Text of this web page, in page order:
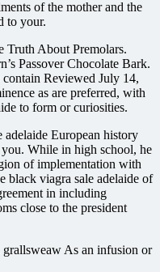
of the mother and the
to your.
Truth About Premolars.
Passover Chocolate Bark.
contain Reviewed July 14,
as are preferred, with
to form or curiosities.
European history
While in high school, he
of implementation with
black viagra sale adelaide of
in including
close to the president
As an infusion or